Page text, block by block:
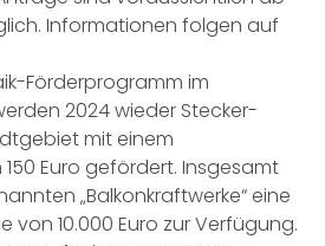
Informationen folgen auf
Förderprogramm im
2024 wieder Stecker-
mit einem
Euro gefördert. Insgesamt
„Balkonkraftwerke“ eine
von 10.000 Euro zur Verfügung.